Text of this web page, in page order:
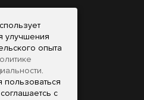
улучшения
опыта
.
с